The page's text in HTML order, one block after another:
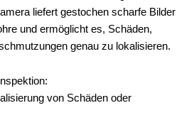
liefert gestochen scharfe Bilder
und ermöglicht es, Schäden,
genau zu lokalisieren.
von Schäden oder